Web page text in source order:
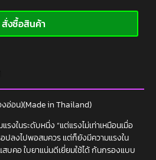
สั่งซื้อสินค้า
อ่อน)(Made in Thailand)
งในระดับหนึ่ง “แต่แรงไม่เท่าเหมือนเมื่อ
ปลงไปพอสมควร แต่ก็ยังมีความแรงใน
บคอ ใบยาแน่นดีเยี่ยมใช้ได้ ก้นกรองแบบ